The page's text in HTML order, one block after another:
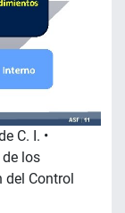
C. I. •
de los
Control